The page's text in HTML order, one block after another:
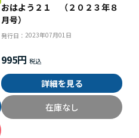
おはよう２１ （２０２３年８
月号）
発行日： 2023年07月01日
995円
詳細を見る
在庫なし